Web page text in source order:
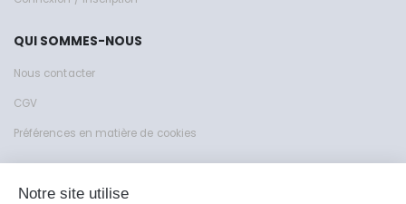
QUI SOMMES-NOUS
Nous contacter
CGV
Préférences en matière de cookies